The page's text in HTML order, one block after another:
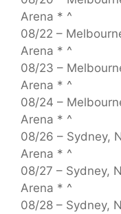
Arena * ^
08/22 –
Arena * ^
08/23 –
Arena * ^
08/24 –
Arena * ^
08/26 – Sydney,
Arena * ^
08/27 – Sydney,
Arena * ^
08/28 – Sydney,